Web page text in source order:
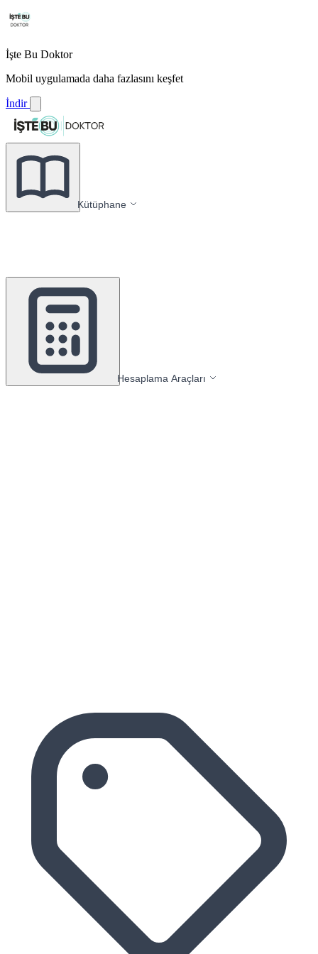
İşte Bu Doktor
Mobil uygulamada daha fazlasını keşfet
İndir
Kütüphane
Hesaplama Araçları